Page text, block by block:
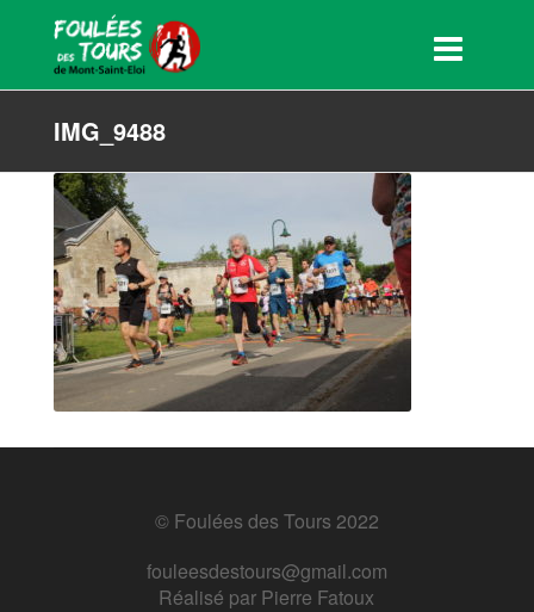
IMG_9488
© Foulées des Tours 2022
fouleesdestours@gmail.com
Réalisé par Pierre Fatoux